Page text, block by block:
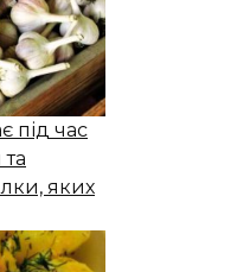
під час
яких